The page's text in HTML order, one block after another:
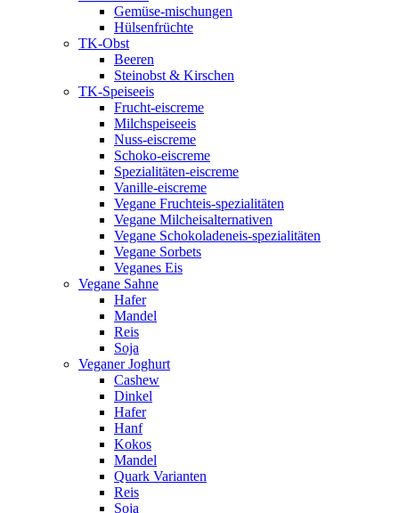
Gemüse-mischungen
Hülsenfrüchte
TK-Obst
Beeren
Steinobst & Kirschen
TK-Speiseeis
Frucht-eiscreme
Milchspeiseeis
Nuss-eiscreme
Schoko-eiscreme
Spezialitäten-eiscreme
Vanille-eiscreme
Vegane Fruchteis-spezialitäten
Vegane Milcheisalternativen
Vegane Schokoladeneis-spezialitäten
Vegane Sorbets
Veganes Eis
Vegane Sahne
Hafer
Mandel
Reis
Soja
Veganer Joghurt
Cashew
Dinkel
Hafer
Hanf
Kokos
Mandel
Quark Varianten
Reis
Soja